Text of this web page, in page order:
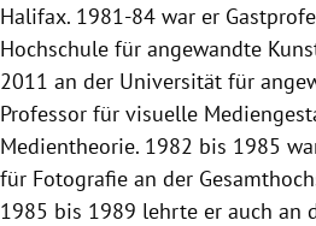
Halifax. 1981-84 war er
Hochschule für angewandte
2011 an der Universität für
Professor für visuelle
Medientheorie. 1982 bis 1985
für Fotografie an der
1985 bis 1989 lehrte er auch an